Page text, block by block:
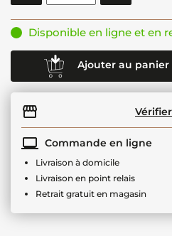
Disponible en ligne et en
Ajouter au panier
Commande en ligne
Livraison à domicile
Livraison en point relais
Retrait gratuit en magasin